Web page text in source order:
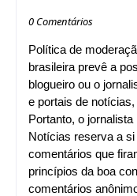
0 Comentários
Política de
brasileira prevê a
blogueiro ou o
e portais de
Portanto, o
Notícias reserva a
comentários que
princípios da boa
comentários